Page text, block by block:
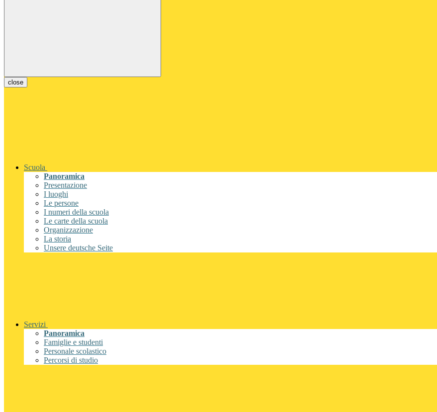
close
Scuola
Panoramica
Presentazione
I luoghi
Le persone
I numeri della scuola
Le carte della scuola
Organizzazione
La storia
Unsere deutsche Seite
Servizi
Panoramica
Famiglie e studenti
Personale scolastico
Percorsi di studio